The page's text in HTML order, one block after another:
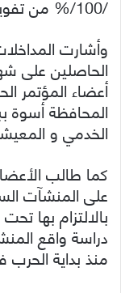
وأشارت
الحاصلين على
أعضاء المؤتمر
المحافظة أسوة
الخدمي و
كما طالب
على المنشآت
بالالتزام بها
دراسة واقع
منذ بداية